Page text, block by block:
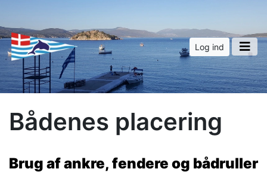
Log ind
Bådenes placering
Brug af ankre, fendere og bådruller